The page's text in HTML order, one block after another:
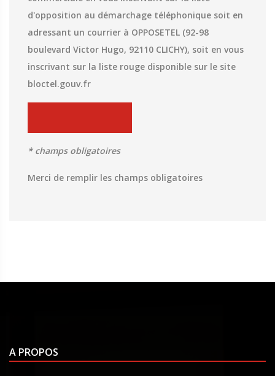
d'opposition au démarchage téléphonique soit en
adressant un courrier à OPPOSETEL (92-98
boulevard Victor Hugo, 92110 CLICHY), soit en vous
inscrivant sur la liste rouge disponible sur le site
bloctel.gouv.fr
* champs obligatoires
Merci de remplir les champs obligatoires
A PROPOS